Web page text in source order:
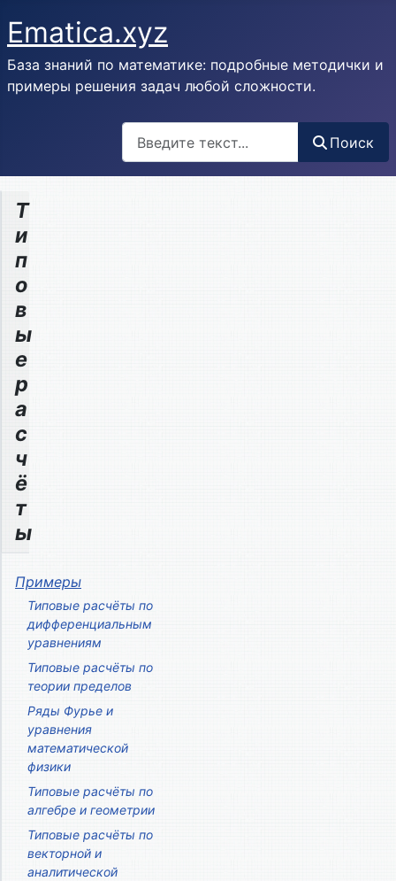
Ematica.xyz
База знаний по математике: подробные методички и
примеры решения задач любой сложности.
Поиск
Т
и
п
о
в
ы
е
р
а
с
ч
ё
т
ы
Примеры
Типовые расчёты по
дифференциальным
уравнениям
Типовые расчёты по
теории пределов
Ряды Фурье и
уравнения
математической
физики
Типовые расчёты по
алгебре и геометрии
Типовые расчёты по
векторной и
аналитической